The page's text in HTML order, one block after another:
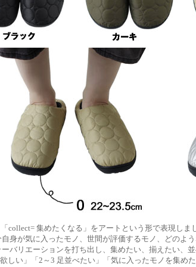
collect= 集めたくなる」をアートという形で表現し
身が気に入ったモノ、世間が評価するモノ、どのよ
バリエーションを打ち出し、集めたい、揃えたい、
しい」「2～3 足並べたい」「気に入ったモノを集め